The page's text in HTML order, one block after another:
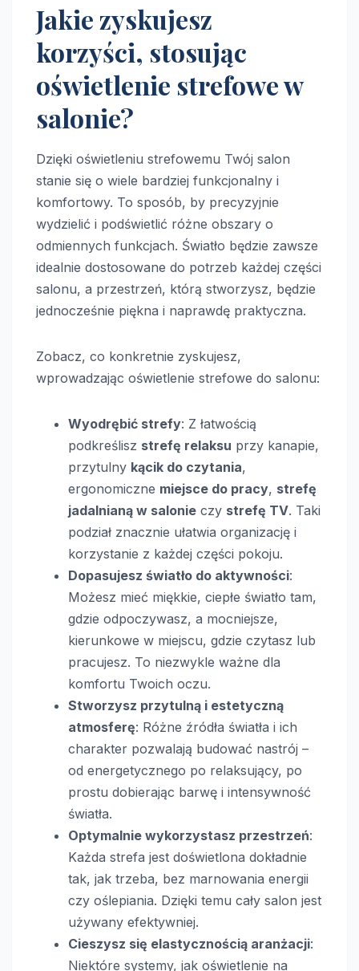
Jakie zyskujesz
korzyści, stosując
oświetlenie strefowe w
salonie?
Dzięki oświetleniu strefowemu Twój salon
stanie się o wiele bardziej funkcjonalny i
komfortowy. To sposób, by precyzyjnie
wydzielić i podświetlić różne obszary o
odmiennych funkcjach. Światło będzie zawsze
idealnie dostosowane do potrzeb każdej części
salonu, a przestrzeń, którą stworzysz, będzie
jednocześnie piękna i naprawdę praktyczna.
Zobacz, co konkretnie zyskujesz,
wprowadzając oświetlenie strefowe do salonu:
Wyodrębić strefy: Z łatwością
podkreślisz strefę relaksu przy kanapie,
przytulny kącik do czytania,
ergonomiczne miejsce do pracy, strefę
jadalnianą w salonie czy strefę TV. Taki
podział znacznie ułatwia organizację i
korzystanie z każdej części pokoju.
Dopasujesz światło do aktywności:
Możesz mieć miękkie, ciepłe światło tam,
gdzie odpoczywasz, a mocniejsze,
kierunkowe w miejscu, gdzie czytasz lub
pracujesz. To niezwykle ważne dla
komfortu Twoich oczu.
Stworzysz przytulną i estetyczną
atmosferę: Różne źródła światła i ich
charakter pozwalają budować nastrój –
od energetycznego po relaksujący, po
prostu dobierając barwę i intensywność
światła.
Optymalnie wykorzystasz przestrzeń:
Każda strefa jest doświetlona dokładnie
tak, jak trzeba, bez marnowania energii
czy oślepiania. Dzięki temu cały salon jest
używany efektywniej.
Cieszysz się elastycznością aranżacji:
Niektóre systemy, jak oświetlenie na